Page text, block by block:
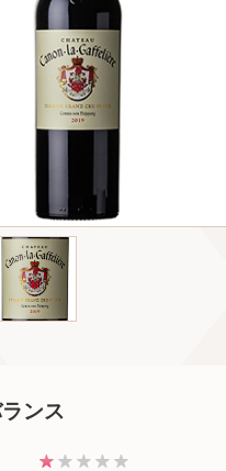
ンス